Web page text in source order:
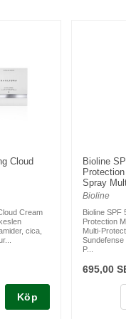
Cloud
Cream
cica,
Köp
Bioline
Spray
Bioline
Bioline SPF
Protection
Multi-
Sundefense
P...
695,00